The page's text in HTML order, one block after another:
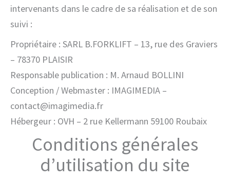
intervenants dans le cadre de sa réalisation et de son
suivi :
Propriétaire : SARL B.FORKLIFT – 13, rue des Graviers
– 78370 PLAISIR
Responsable publication : M. Arnaud BOLLINI
Conception / Webmaster : IMAGIMEDIA –
contact@imagimedia.fr
Hébergeur : OVH – 2 rue Kellermann 59100 Roubaix
Conditions générales
d’utilisation du site